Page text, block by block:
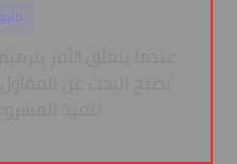
مايو ٧, ٢٠٢٤